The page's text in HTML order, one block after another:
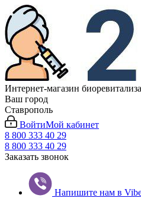
Интернет-магазин
Ваш город
Ставрополь
ВойтиМой кабинет
8 800 333 40 29
8 800 333 40 29
Заказать звонок
Напишите нам в